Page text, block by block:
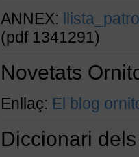
ANNEX:
(pdf 1341291)
Novetats
Enllaç: El blog
Diccionari